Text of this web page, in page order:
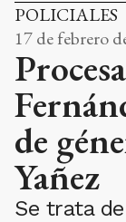
POLICIALES
17 de febrero
de
Yañez
Se trata